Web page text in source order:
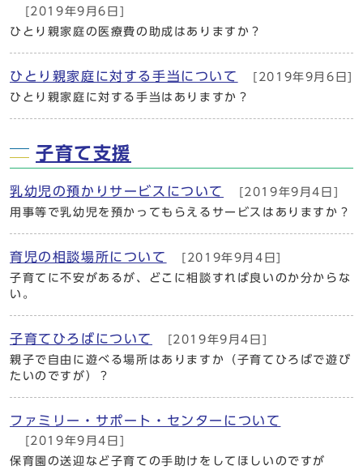
[2019年9月6日]
ひとり親家庭の医療費の助成はありますか？
ひとり親家庭に対する手当について
[2019年9月6日]
ひとり親家庭に対する手当はありますか？
子育て支援
乳幼児の預かりサービスについて
[2019年9月4日]
用事等で乳幼児を預かってもらえるサービスはありますか？
育児の相談場所について
[2019年9月4日]
子育てに不安があるが、どこに相談すれば良いのか分からな
い。
子育てひろばについて
[2019年9月4日]
親子で自由に遊べる場所はありますか（子育てひろばで遊び
たいのですが）？
ファミリー・サポート・センターについて
[2019年9月4日]
保育園の送迎など子育ての手助けをしてほしいのですが